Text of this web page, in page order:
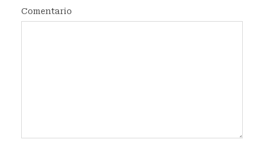
Comentario